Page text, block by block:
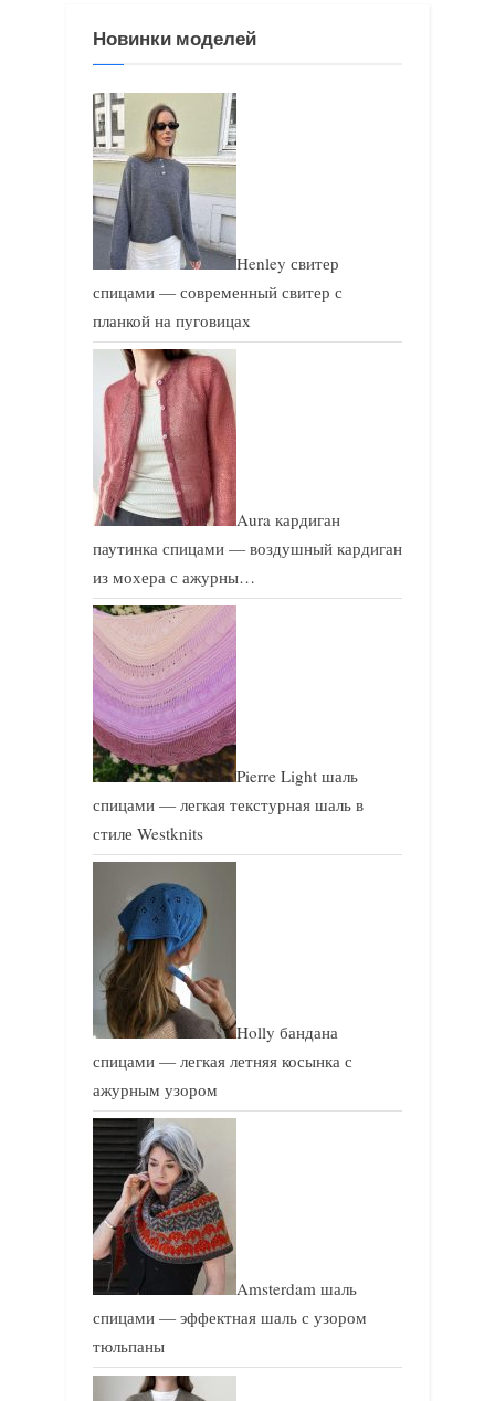
Новинки моделей
Henley свитер
спицами — современный свитер с
планкой на пуговицах
Aura кардиган
паутинка спицами — воздушный кардиган
из мохера с ажурны…
Pierre Light шаль
спицами — легкая текстурная шаль в
стиле Westknits
Holly бандана
спицами — легкая летняя косынка с
ажурным узором
Amsterdam шаль
спицами — эффектная шаль с узором
тюльпаны